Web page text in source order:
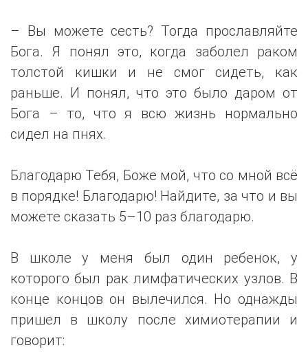
– Вы можете сесть? Тогда прославляйте
Бога. Я понял это, когда заболел раком
толстой кишки и не смог сидеть, как
раньше. И понял, что это было даром от
Бога – то, что я всю жизнь нормально
сидел на пнях.
Благодарю Тебя, Боже мой, что со мной всё
в порядке! Благодарю! Найдите, за что и вы
можете сказать 5–10 раз благодарю.
В школе у меня был один ребенок, у
которого был рак лимфатических узлов. В
конце концов он вылечился. Но однажды
пришел в школу после химиотерапии и
говорит: